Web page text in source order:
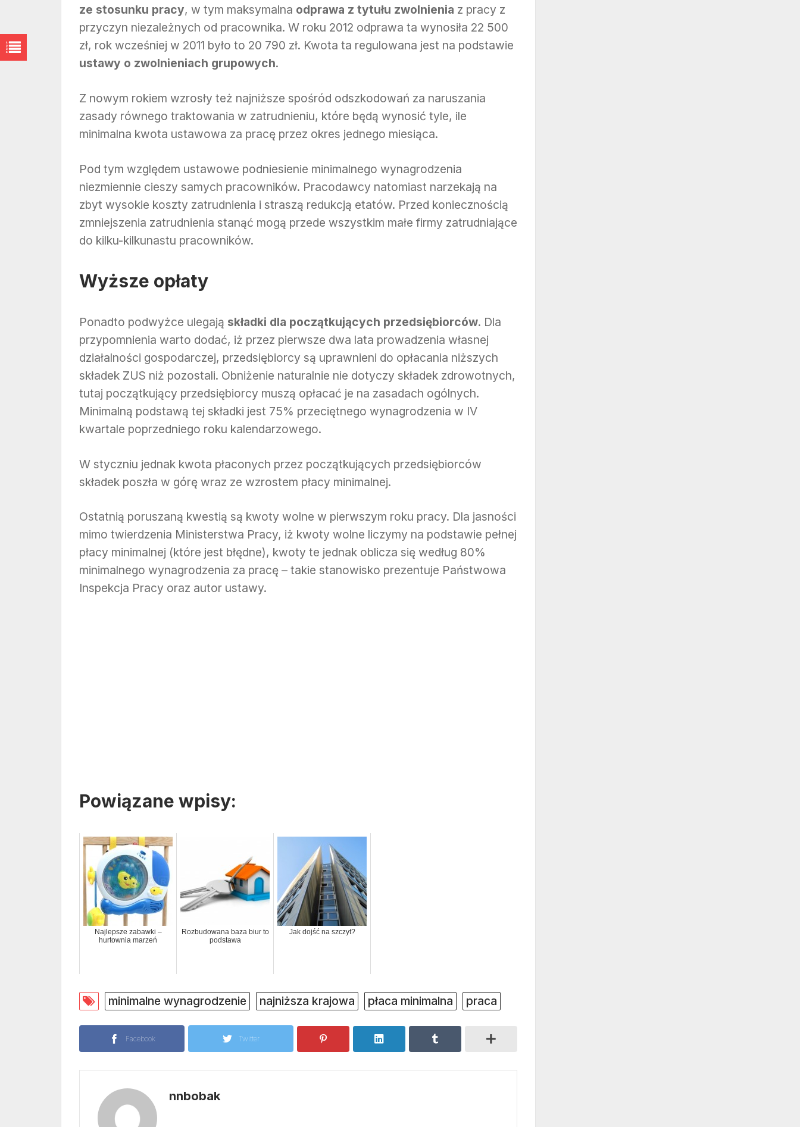
ze stosunku pracy, w tym maksymalna odprawa z tytułu zwolnienia z pracy z
przyczyn niezależnych od pracownika. W roku 2012 odprawa ta wynosiła 22 500
zł, rok wcześniej w 2011 było to 20 790 zł. Kwota ta regulowana jest na podstawie
ustawy o zwolnieniach grupowych.
Z nowym rokiem wzrosły też najniższe spośród odszkodowań za naruszania
zasady równego traktowania w zatrudnieniu, które będą wynosić tyle, ile
minimalna kwota ustawowa za pracę przez okres jednego miesiąca.
Pod tym względem ustawowe podniesienie minimalnego wynagrodzenia
niezmiennie cieszy samych pracowników. Pracodawcy natomiast narzekają na
zbyt wysokie koszty zatrudnienia i straszą redukcją etatów. Przed koniecznością
zmniejszenia zatrudnienia stanąć mogą przede wszystkim małe firmy zatrudniające
do kilku-kilkunastu pracowników.
Wyższe opłaty
Ponadto podwyżce ulegają składki dla początkujących przedsiębiorców. Dla
przypomnienia warto dodać, iż przez pierwsze dwa lata prowadzenia własnej
działalności gospodarczej, przedsiębiorcy są uprawnieni do opłacania niższych
składek ZUS niż pozostali. Obniżenie naturalnie nie dotyczy składek zdrowotnych,
tutaj początkujący przedsiębiorcy muszą opłacać je na zasadach ogólnych.
Minimalną podstawą tej składki jest 75% przeciętnego wynagrodzenia w IV
kwartale poprzedniego roku kalendarzowego.
W styczniu jednak kwota płaconych przez początkujących przedsiębiorców
składek poszła w górę wraz ze wzrostem płacy minimalnej.
Ostatnią poruszaną kwestią są kwoty wolne w pierwszym roku pracy. Dla jasności
mimo twierdzenia Ministerstwa Pracy, iż kwoty wolne liczymy na podstawie pełnej
płacy minimalnej (które jest błędne), kwoty te jednak oblicza się według 80%
minimalnego wynagrodzenia za pracę – takie stanowisko prezentuje Państwowa
Inspekcja Pracy oraz autor ustawy.
Powiązane wpisy:
Najlepsze zabawki –
hurtownia marzeń
Rozbudowana baza biur to
podstawa
Jak dojść na szczyt?
minimalne wynagrodzenie najniższa krajowa płaca minimalna praca
Facebook Twitter
nnbobak